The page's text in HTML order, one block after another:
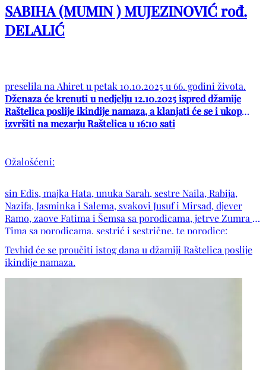
SABIHA (MUMIN ) MUJEZINOVIĆ rođ.
DELALIĆ
preselila na Ahiret u petak 10.10.2025 u 66. godini života.
Dženaza će krenuti u nedjelju 12.10.2025 ispred džamije
Raštelica poslije ikindije namaza, a klanjati će se i ukop
izvršiti na mezarju Raštelica u 16:10 sati
Ožalošćeni:
sin Edis, majka Hata, unuka Sarah, sestre Naila, Rabija,
Nazifa, Jasminka i Salema, svakovi Jusuf i Mirsad, djever
Ramo, zaove Fatima i Šemsa sa porodicama, jetrve Zumra i
Tima sa porodicama, sestrić i sestrične, te porodice:
Mujezinović, Delalić, Subašić, Bužo, Murtić, Selimović,
Rešidović, Husejnović, Cibra, Proha, Mutap, Mehmedić,
Šljivar, kao i ostala mnogobrojna rodbina, komšije i
prijatelji.
Tevhid će se proučiti istog dana u džamiji Raštelica poslije
ikindije namaza.